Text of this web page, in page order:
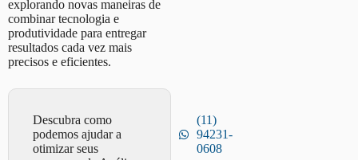
explorando novas maneiras de
combinar tecnologia e
produtividade para entregar
resultados cada vez mais
precisos e eficientes.
Descubra como
podemos ajudar a
otimizar seus
(11)
94231-
0608